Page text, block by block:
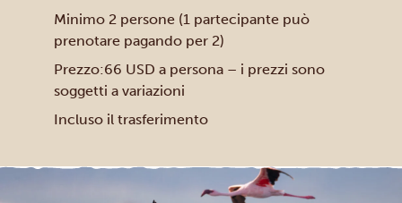
Minimo 2 persone (1 partecipante può
prenotare pagando per 2)
Prezzo:66 USD a persona – i prezzi sono
soggetti a variazioni
Incluso il trasferimento